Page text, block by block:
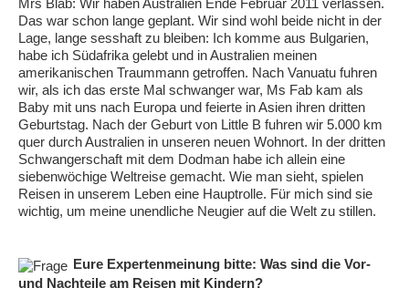
Mrs Blab: Wir haben Australien Ende Februar 2011 verlassen.
Das war schon lange geplant. Wir sind wohl beide nicht in der
Lage, lange sesshaft zu bleiben: Ich komme aus Bulgarien,
habe ich Südafrika gelebt und in Australien meinen
amerikanischen Traummann getroffen. Nach Vanuatu fuhren
wir, als ich das erste Mal schwanger war, Ms Fab kam als
Baby mit uns nach Europa und feierte in Asien ihren dritten
Geburtstag. Nach der Geburt von Little B fuhren wir 5.000 km
quer durch Australien in unseren neuen Wohnort. In der dritten
Schwangerschaft mit dem Dodman habe ich allein eine
siebenwöchige Weltreise gemacht. Wie man sieht, spielen
Reisen in unserem Leben eine Hauptrolle. Für mich sind sie
wichtig, um meine unendliche Neugier auf die Welt zu stillen.
Eure Expertenmeinung bitte: Was sind die Vor-
und Nachteile am Reisen mit Kindern?